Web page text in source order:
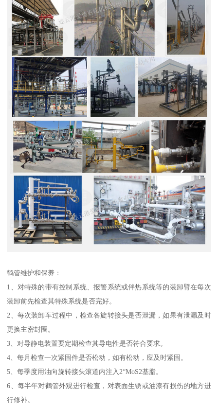
鹤管维护和保养：
1、对特殊的带有控制系统、报警系统或伴热系统等的装卸臂在每次
装卸前先检查其特殊系统是否完好。
2、每次装卸车过程中，检查各旋转接头是否泄漏，如果有泄漏及时
更换主密封圈。
3、对导静电装置要定期检查其导电性是否符合要求。
4、每月检查一次紧固件是否松动，如有松动，应及时紧固。
5、每季度用油向旋转接头滚道内注入2“MoS2基脂。
6、每半年对鹤管外观进行检查，对表面生锈或油漆有损伤的地方进
行修补。